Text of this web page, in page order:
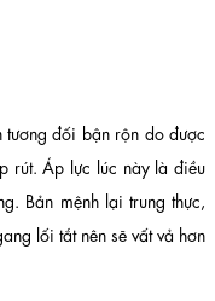
đối bận rộn do được
rút. Áp lực lúc này là điều
Bản mệnh lại trung thực,
lối tắt nên sẽ vất vả hơn